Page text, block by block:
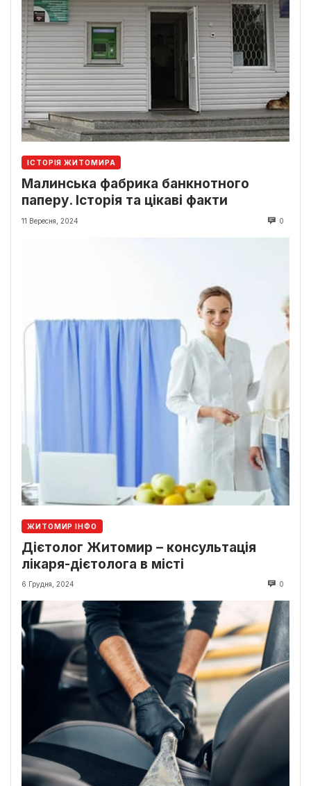
ІСТОРІЯ ЖИТОМИРА
Малинська фабрика банкнотного
паперу. Історія та цікаві факти
11 Вересня, 2024 0
ЖИТОМИР ІНФО
Дієтолог Житомир – консультація
лікаря-дієтолога в місті
6 Грудня, 2024 0